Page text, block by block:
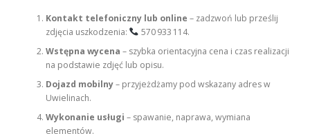
Kontakt telefoniczny lub online – zadzwoń lub prześlij
zdjęcia uszkodzenia:
570 933 114.
Wstępna wycena – szybka orientacyjna cena i czas realizacji
na podstawie zdjęć lub opisu.
Dojazd mobilny– przyjeżdżamy pod wskazany adres w
Uwielinach.
Wykonanie usługi – spawanie, naprawa, wymiana
elementów.